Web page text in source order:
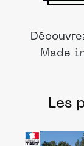
Made
Les